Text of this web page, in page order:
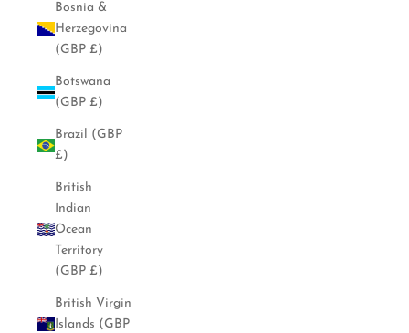
Bosnia &
Herzegovina
(GBP £)
Botswana
(GBP £)
Brazil (GBP
£)
British
Indian
Ocean
Territory
(GBP £)
British Virgin
Islands (GBP